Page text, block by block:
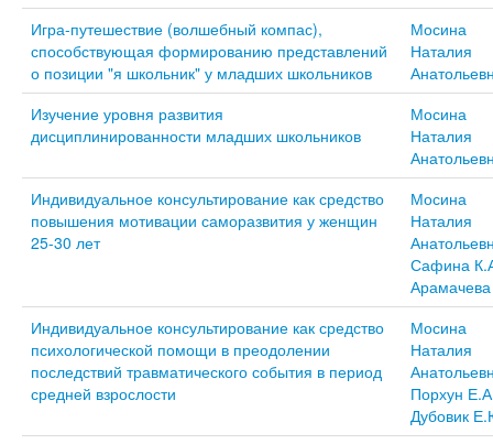
Игра-путешествие (волшебный компас),
способствующая формированию представлений
о позиции "я школьник" у младших школьников
Мосина
Наталия
Изучение уровня развития
дисциплинированности младших школьников
Мосина
Наталия
Индивидуальное консультирование как средство
повышения мотивации саморазвития у женщин
25-30 лет
Мосина
Наталия
Сафина
Индивидуальное консультирование как средство
психологической помощи в преодолении
последствий травматического события в период
средней взрослости
Мосина
Наталия
Порхун
Дубовик